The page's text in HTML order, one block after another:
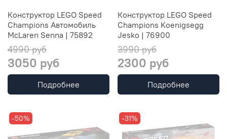
Конструктор LEGO Speed
Champions Автомобиль
McLaren Senna | 75892
4990 руб
3050 руб
Подробнее
Конструктор LEGO Speed
Champions Koenigsegg
Jesko | 76900
3990 руб
2300 руб
Подробнее
-50% -31%